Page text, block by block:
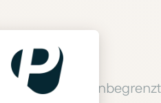
skalieren